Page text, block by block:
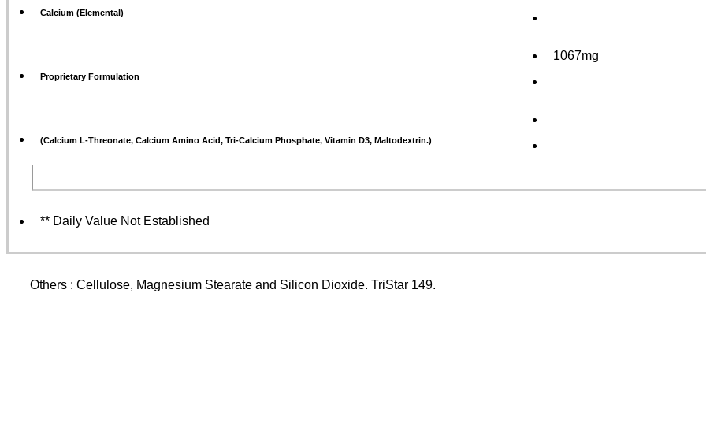
Calcium (Elemental)
Proprietary Formulation
1067mg
(Calcium L-Threonate, Calcium Amino Acid, Tri-Calcium Phosphate, Vitamin D3, Maltodextrin.)
** Daily Value Not Established
Others : Cellulose, Magnesium Stearate and Silicon Dioxide. TriStar 149.